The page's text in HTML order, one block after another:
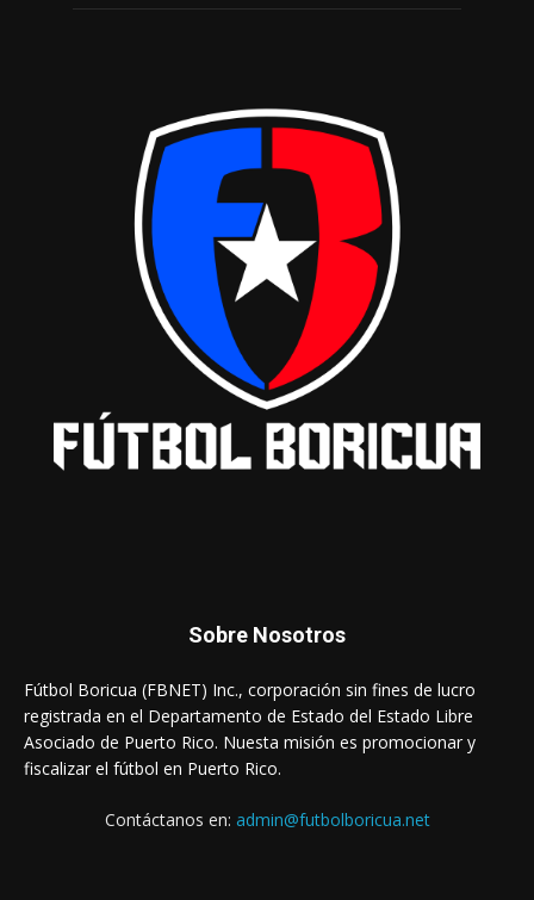
Sobre Nosotros
Fútbol Boricua (FBNET) Inc., corporación sin fines de lucro
registrada en el Departamento de Estado del Estado Libre
Asociado de Puerto Rico. Nuesta misión es promocionar y
fiscalizar el fútbol en Puerto Rico.
Contáctanos en: admin@futbolboricua.net